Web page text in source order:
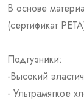
В основе
(сертификат
Подгузники:
-Высокий
- Ультрамягкое